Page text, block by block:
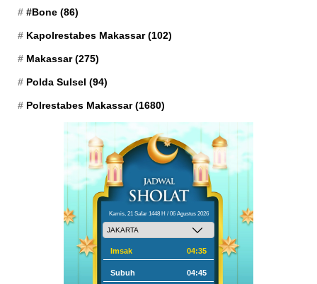
#Bone (86)
Kapolrestabes Makassar(102)
Makassar(275)
Polda Sulsel (94)
Polrestabes Makassar(1680)
Kamis, 21 Safar 1448 H / 06 Agustus 2026
Imsak 04:35
Subuh 04:45